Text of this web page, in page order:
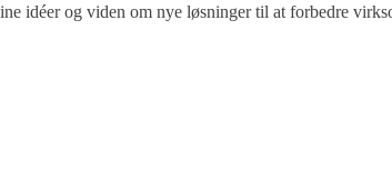
idéer og viden om nye løsninger til at forbedre